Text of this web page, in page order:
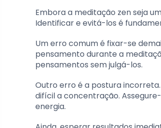
Embora a meditação zen seja
Identificar e evitá-los é
Um erro comum é fixar-se
pensamento durante a
pensamentos sem julgá-los.
Outro erro é a postura
difícil a concentração.
energia.